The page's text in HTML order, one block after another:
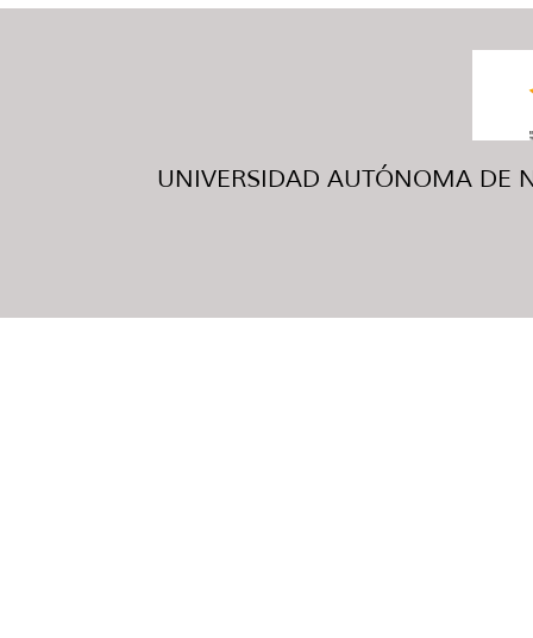
UNIVERSIDAD AUTÓNOMA DE